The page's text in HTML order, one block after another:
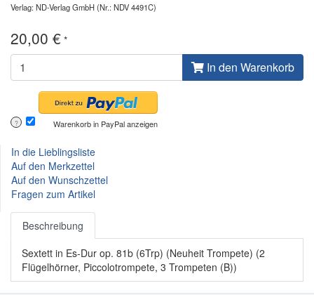
Verlag: ND-Verlag GmbH(Nr.: NDV 4491C)
20,00 € *
In den Warenkorb
? Warenkorb in PayPal anzeigen
In die Lieblingsliste
Auf den Merkzettel
Auf den Wunschzettel
Fragen zum Artikel
Beschreibung
Sextett in Es-Dur op. 81b (6Trp) (Neuheit Trompete) (2
Flügelhörner, Piccolotrompete, 3 Trompeten (B))